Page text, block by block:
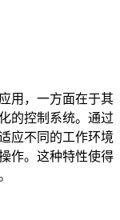
用，一方面在于其
的控制系统。通过
应不同的工作环境
作。这种特性使得